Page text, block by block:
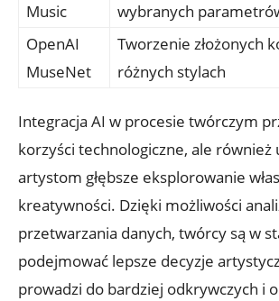
Music
wybranych
OpenAI
MuseNet
Tworzenie złożonych
różnych stylach
Integracja AI w procesie twórczym
korzyści technologiczne, ale również
artystom głębsze eksplorowanie
kreatywności. Dzięki możliwości
przetwarzania danych, twórcy są w
podejmować lepsze decyzje
prowadzi do bardziej odkrywczych i